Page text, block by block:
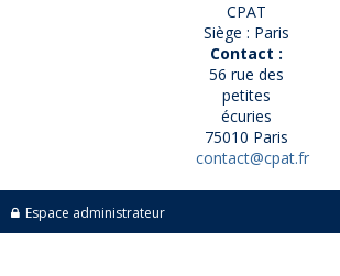
CPAT
Siège : Paris
Contact :
56 rue des
petites
écuries
75010 Paris
contact@cpat.fr
Espace administrateur